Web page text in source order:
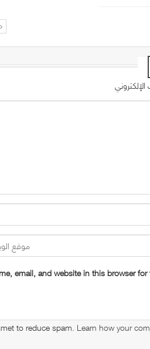
email, and website in this browser
to reduce spam. Learn how your